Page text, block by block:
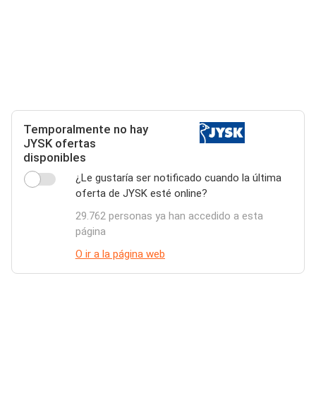
Temporalmente no hay
JYSK ofertas
disponibles
¿Le gustaría ser notificado cuando la última
oferta de JYSK esté online?
29.762 personas ya han accedido a esta
página
O ir a la página web